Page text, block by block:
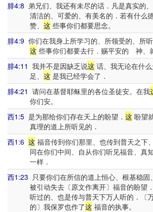
腓4:8 弟兄们、我还有未尽的话．凡是真实的、
清洁的、可爱的、有美名的．若有什么
赞、 这些事你们都要思念。
腓4:9 你们在我身上所学习的、所领受的、所听
这些事你们都要去行．赐平安的 神、
腓4:11 我并不是因缺乏说这 话、我无论在什
足、 这是我已经学会了．
腓4:21 请问在基督耶稣里的各位圣徒安。在我
你们安。
西1:5 是为那给你们存在天上的盼望． 这 盼望
真理的道上所听见的．
西1:6 这 福音传到你们那里、也传到普天之下
同在你们中间、自从你们听见福音、
一样．
西1:23 只要你们在所信的道上恒心、根基稳固
被引动失去〔原文作离开〕福音的盼望．
听过的、也是传与普天下万人听的．〔
的〕我保罗也作了这福音的执事。